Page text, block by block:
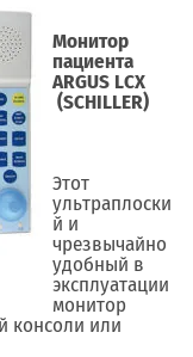
Монитор
пациента
ARGUS LCX
(SCHILLER)
Этот
ультраплоски
й и
чрезвычайно
удобный в
эксплуатации
монитор
консоли или